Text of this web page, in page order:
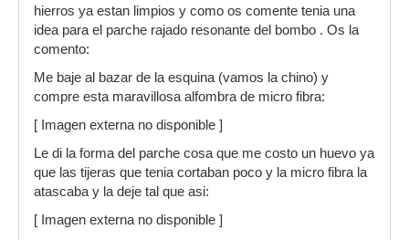
hierros ya estan limpios y como os comente tenia una
idea para el parche rajado resonante del bombo . Os la
comento:
Me baje al bazar de la esquina (vamos la chino) y
compre esta maravillosa alfombra de micro fibra:
[ Imagen externa no disponible ]
Le di la forma del parche cosa que me costo un huevo ya
que las tijeras que tenia cortaban poco y la micro fibra la
atascaba y la deje tal que asi:
[ Imagen externa no disponible ]